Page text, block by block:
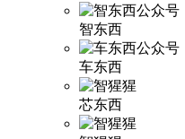
智东西
车东西
芯东西